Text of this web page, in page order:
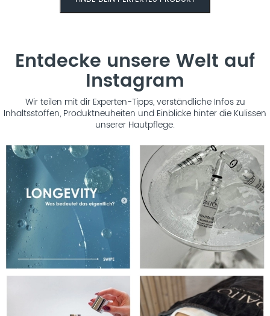
Entdecke unsere Welt auf
Instagram
Wir teilen mit dir Experten-Tipps, verständliche Infos zu
Inhaltsstoffen, Produktneuheiten und Einblicke hinter die Kulissen
unserer Hautpflege.